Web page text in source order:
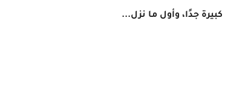
جدًا، وأول ما نزل...